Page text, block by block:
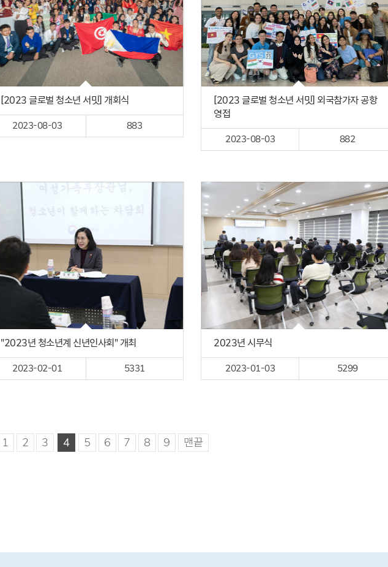
[2023 글로벌 청소년 서밋] 개회식
2023-08-03 883
[2023 글로벌 청소년 서밋] 외국참가자 공항
영접
2023-08-03 882
"2023년 청소년계 신년인사회" 개최
2023-02-01 5331
2023년 시무식
2023-01-03 5299
1 2 3 4 5 6 7 8 9 맨끝